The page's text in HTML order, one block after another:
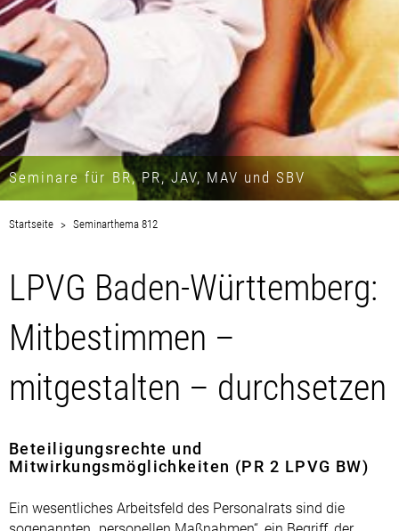
Seminare für BR, PR, JAV, MAV und SBV
Startseite Seminarthema 812
LPVG Baden-Württemberg:
Mitbestimmen –
mitgestalten – durchsetzen
Beteiligungsrechte und
Mitwirkungsmöglichkeiten (PR 2 LPVG BW)
Ein wesentliches Arbeitsfeld des Personalrats sind die